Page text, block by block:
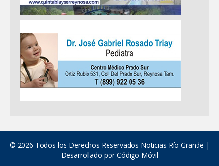
© 2026 Todos los Derechos Reservados Noticias Río Grande |
Desarrollado porCódigo Móvil